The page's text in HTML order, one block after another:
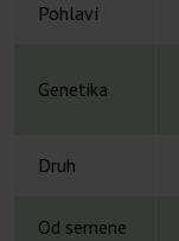
Pohlaví
Genetika
Druh
Od semene